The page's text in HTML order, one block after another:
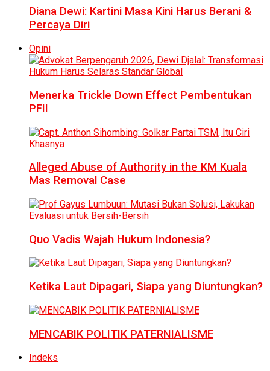
Diana Dewi: Kartini Masa Kini Harus Berani &
Percaya Diri
Opini
Menerka Trickle Down Effect Pembentukan
PFII
Alleged Abuse of Authority in the KM Kuala
Mas Removal Case
Quo Vadis Wajah Hukum Indonesia?
Ketika Laut Dipagari, Siapa yang Diuntungkan?
MENCABIK POLITIK PATERNIALISME
Indeks